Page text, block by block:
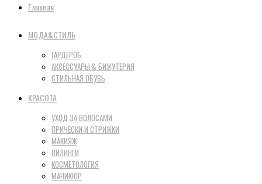
Главная
МОДА&СТИЛЬ
ГАРДЕРОБ
АКСЕССУАРЫ & БИЖУТЕРИЯ
СТИЛЬНАЯ ОБУВЬ
КРАСОТА
УХОД ЗА ВОЛОСАМИ
ПРИЧЕСКИ И СТРИЖКИ
МАКИЯЖ
ПИЛИНГИ
КОСМЕТОЛОГИЯ
МАНИКЮР